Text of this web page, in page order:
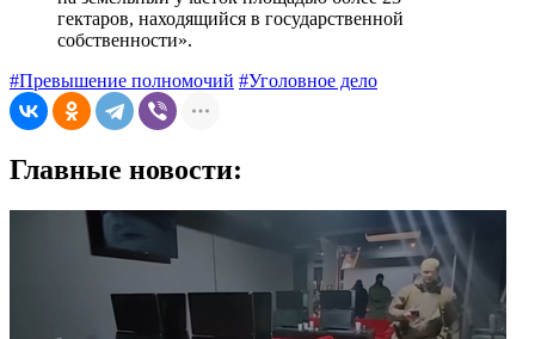
гектаров, находящийся в государственной
собственности».
#Превышение полномочий #Уголовное дело
Главные новости: